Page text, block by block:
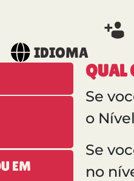
IDIOMA
EM
QUAL
Se
o
Se
no